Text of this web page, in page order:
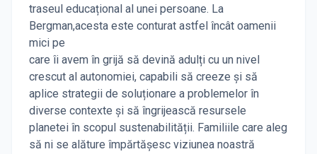
traseul educațional al unei persoane. La
Bergman,acesta este conturat astfel încât oamenii
mici pe
care îi avem în grijă să devină adulți cu un nivel
crescut al autonomiei, capabili să creeze și să
aplice strategii de soluționare a problemelor în
diverse contexte și să îngrijească resursele
planetei în scopul sustenabilității. Familiile care aleg
să ni se alăture împărtășesc viziunea noastră